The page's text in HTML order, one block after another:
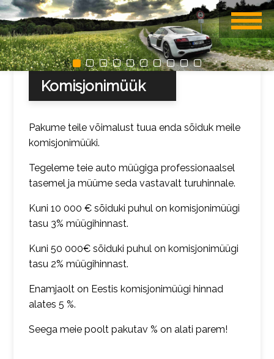
Komisjonimüük
Pakume teile võimalust tuua enda sõiduk meile
komisjonimüüki.
Tegeleme teie auto müügiga professionaalsel
tasemel ja müüme seda vastavalt turuhinnale.
Kuni 10 000 € sõiduki puhul on komisjonimüügi
tasu 3% müügihinnast.
Kuni 50 000€ sõiduki puhul on komisjonimüügi
tasu 2% müügihinnast.
Enamjaolt on Eestis komisjonimüügi hinnad
alates 5 %.
Seega meie poolt pakutav % on alati parem!